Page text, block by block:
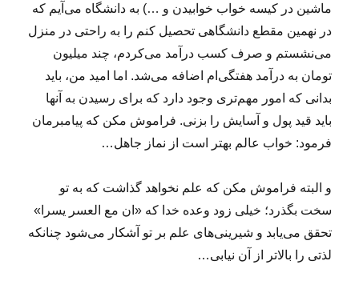
ماشین در کیسه خواب خوابیدن و …) به دانشگاه می‌آیم که
در نهمین مقطع دانشگاهی تحصیل کنم را به راحتی در منزل
می‌نشستم و صرف کسب درآمد می‌کردم، چند میلیون
تومان به درآمد هفتگی‌ام اضافه می‌شد. اما امید من، باید
بدانی که امور مهم‌تری وجود دارد که برای رسیدن به آنها
باید قید پول و آسایش را بزنی. فراموش مکن که پیامبرمان
فرمود: خواب عالم بهتر است از نماز جاهل…
و البته فراموش مکن که علم نخواهد گذاشت که به تو
سخت بگذرد؛ خیلی زود وعده خدا که «ان مع العسر یسرا»
تحقق می‌یابد و شیرینی‌های علم بر تو آشکار می‌شود چنانکه
لذتی را بالاتر از آن نیابی…